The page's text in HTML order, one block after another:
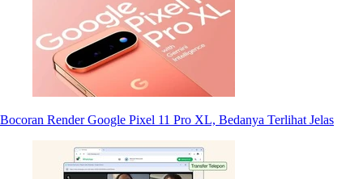
Bocoran Render Google Pixel 11 Pro XL, Bedanya Terlihat Jelas